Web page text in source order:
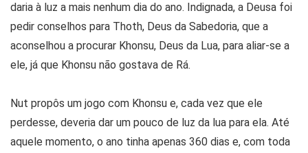
daria à luz a mais nenhum dia do ano. Indignada, a Deusa foi
pedir conselhos para Thoth, Deus da Sabedoria, que a
aconselhou a procurar Khonsu, Deus da Lua, para aliar-se a
ele, já que Khonsu não gostava de Rá.
Nut propôs um jogo com Khonsu e, cada vez que ele
perdesse, deveria dar um pouco de luz da lua para ela. Até
aquele momento, o ano tinha apenas 360 dias e, com toda